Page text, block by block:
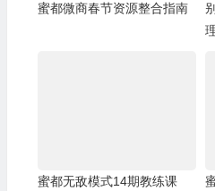
蜜都微商春节资源整合指南
蜜都无敌模式14期教练课